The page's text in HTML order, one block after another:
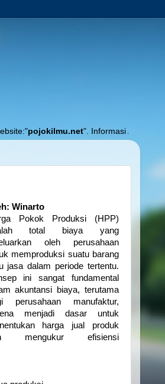
". Informasi Akurat Seputar
Winarto
Pokok Produksi (HPP)
total biaya yang
oleh perusahaan
memproduksi suatu barang
jasa dalam periode tertentu.
ini sangat fundamental
akuntansi biaya, terutama
perusahaan manufaktur,
menjadi dasar untuk
harga jual produk
mengukur efisiensi